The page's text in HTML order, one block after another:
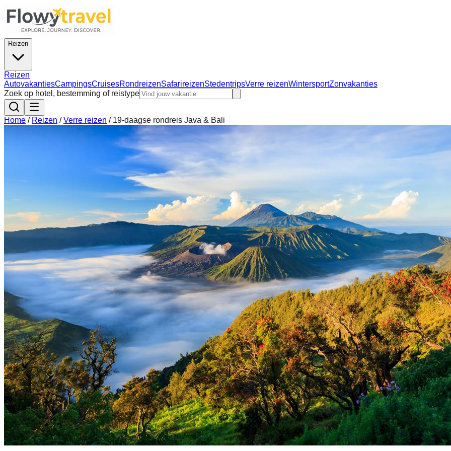
Reizen
Reizen
AutovakantiesCampingsCruisesRondreizenSafarireizenStedentripsVerre reizenWintersportZonvakanties
Zoek op hotel, bestemming of reistype
Home / Reizen /Verre reizen / 19-daagse rondreis Java & Bali